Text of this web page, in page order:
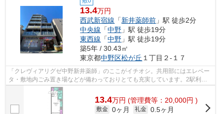
13.4万円
西武新宿線 「新井薬師前 」駅 徒歩2分
中央線 「中野 」駅 徒歩19分
東西線 「中野 」駅 徒歩19分
築5年 / 30.43㎡
東京都中野区松が丘 １丁目２-１７
「クレヴィアリグゼ中野新井薬師」のここがイチオシ。共用部にはエレベー
タ・敷地内ごみ置き場などが備わっておりとても充実しています。2駅利用
ができて、電車での移動に役立つ物件で...
13.4万円 (管理費等：20,000円 )
敷金 0ヶ月 礼金 0.5ヶ月